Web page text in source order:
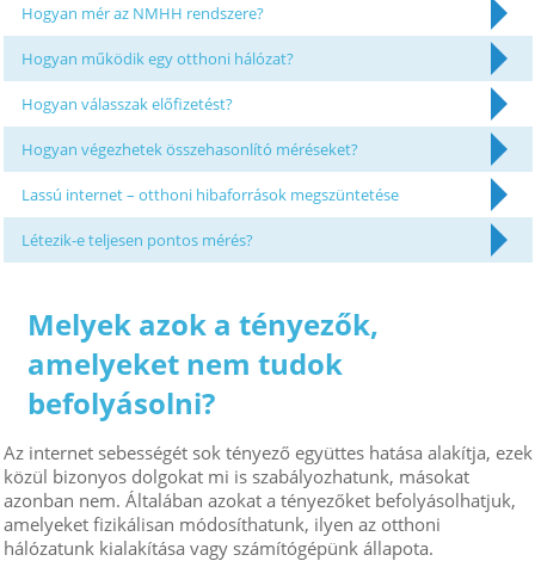
Hogyan mér az NMHH rendszere?
Hogyan működik egy otthoni hálózat?
Hogyan válasszak előfizetést?
Hogyan végezhetek összehasonlító méréseket?
Lassú internet – otthoni hibaforrások megszüntetése
Létezik-e teljesen pontos mérés?
Melyek azok a tényezők,
amelyeket nem tudok
befolyásolni?
Az internet sebességét sok tényező együttes hatása alakítja, ezek
közül bizonyos dolgokat mi is szabályozhatunk, másokat
azonban nem. Általában azokat a tényezőket befolyásolhatjuk,
amelyeket fizikálisan módosíthatunk, ilyen az otthoni
hálózatunk kialakítása vagy számítógépünk állapota.